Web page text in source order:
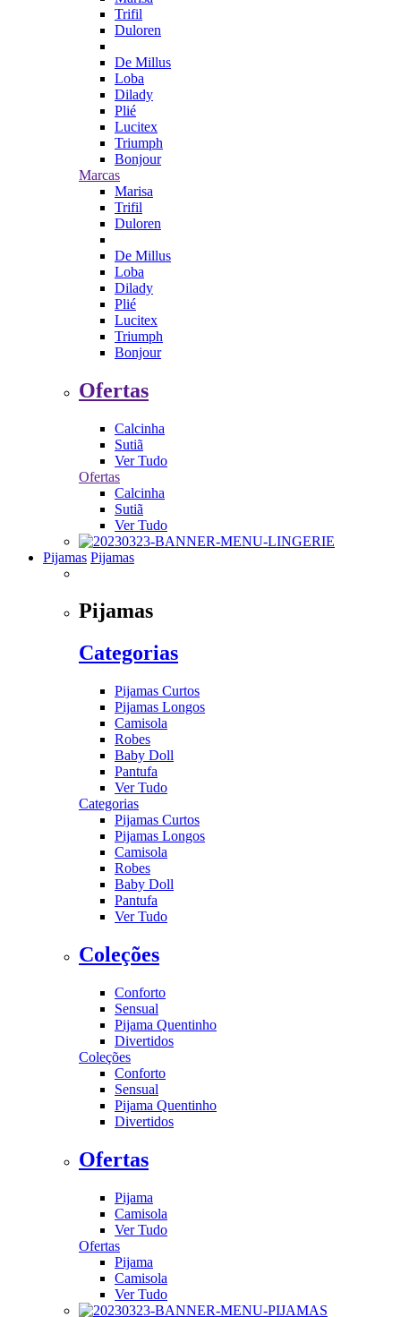
Trifil
Duloren
De Millus
Loba
Dilady
Plié
Lucitex
Triumph
Bonjour
Marcas
Marisa
Trifil
Duloren
De Millus
Loba
Dilady
Plié
Lucitex
Triumph
Bonjour
Ofertas
Calcinha
Sutiã
Ver Tudo
Ofertas
Calcinha
Sutiã
Ver Tudo
Pijamas Pijamas
Pijamas
Categorias
Pijamas Curtos
Pijamas Longos
Camisola
Robes
Baby Doll
Pantufa
Ver Tudo
Categorias
Pijamas Curtos
Pijamas Longos
Camisola
Robes
Baby Doll
Pantufa
Ver Tudo
Coleções
Conforto
Sensual
Pijama Quentinho
Divertidos
Coleções
Conforto
Sensual
Pijama Quentinho
Divertidos
Ofertas
Pijama
Camisola
Ver Tudo
Ofertas
Pijama
Camisola
Ver Tudo